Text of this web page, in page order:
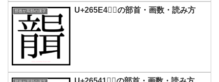
部首が耳部の漢字 U+265E4｜𦗤の部首・画数・読み方